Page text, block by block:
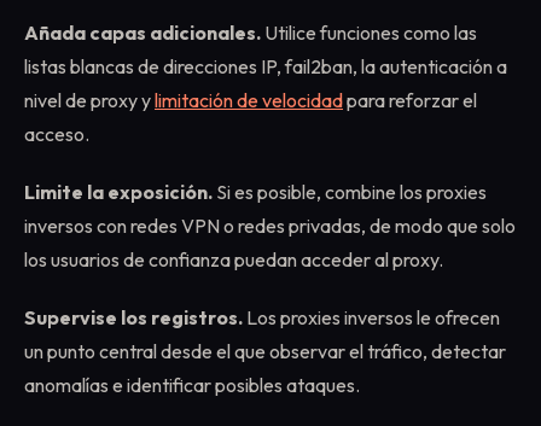
Añada capas adicionales. Utilice funciones como las
listas blancas de direcciones IP, fail2ban, la autenticación a
nivel de proxy ylimitación de velocidadpara reforzar el
acceso.
Limite la exposición. Si es posible, combine los proxies
inversos con redes VPN o redes privadas, de modo que solo
los usuarios de confianza puedan acceder al proxy.
Supervise los registros. Los proxies inversos le ofrecen
un punto central desde el que observar el tráfico, detectar
anomalías e identificar posibles ataques.